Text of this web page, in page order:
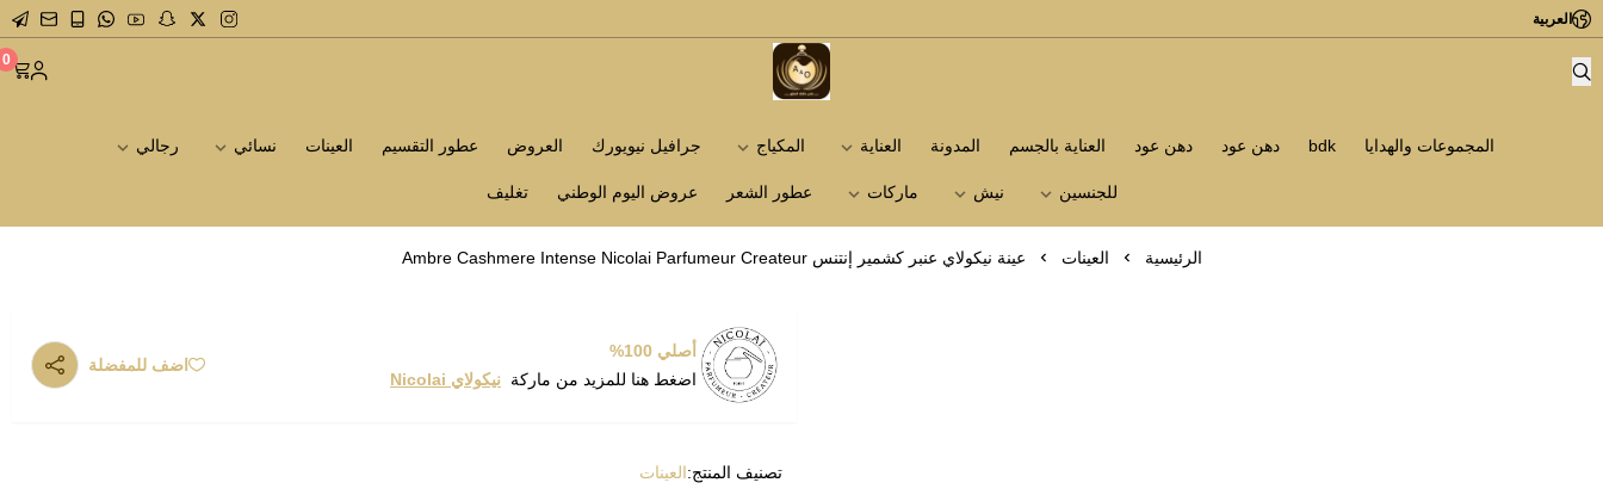
العربية
متجر عاشق العطور 0
المجموعات والهدايا bdk دهن عود دهن عود العناية بالجسم المدونة العناية المكياج جرافيل نيويورك العروض عطور التقسيم العينات نسائي رجالي
للجنسين نيش ماركات عطور الشعر عروض اليوم الوطني تغليف
الرئيسية العينات عينة نيكولاي عنبر كشمير إنتنس Ambre Cashmere Intense Nicolai Parfumeur Createur
أصلي 100%
اضغط هنا للمزيد من ماركة نيكولاي Nicolai
اضف للمفضلة
تصنيف المنتج:العينات